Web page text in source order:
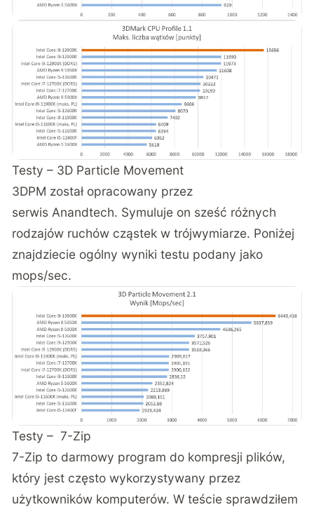
Testy – 3D Particle Movement
3DPM został opracowany przez
serwis Anandtech. Symuluje on sześć różnych
rodzajów ruchów cząstek w trójwymiarze. Poniżej
znajdziecie ogólny wyniki testu podany jako
mops/sec.
Testy – 7-Zip
7-Zip to darmowy program do kompresji plików,
który jest często wykorzystywany przez
użytkowników komputerów. W teście sprawdziłem